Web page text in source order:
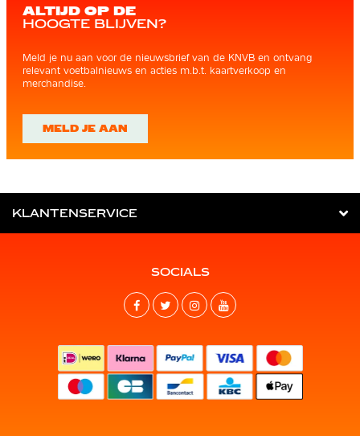
ALTIJD OP DE
HOOGTE BLIJVEN?
Meld je nu aan voor de nieuwsbrief van de KNVB en ontvang
relevant voetbalnieuws en acties m.b.t. kaartverkoop en
merchandise.
MELD JE AAN
KLANTENSERVICE
SOCIALS